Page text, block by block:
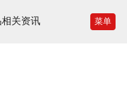
关资讯 菜单